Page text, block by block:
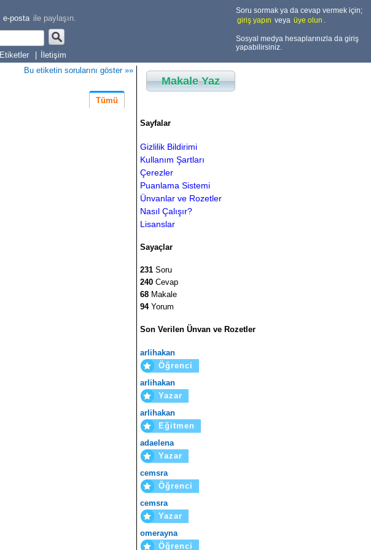
e-posta ile paylaşın.
Etiketler İletişim
Soru sormak ya da cevap vermek için;
giriş yapın veya üye olun .
Sosyal medya hesaplarınızla da giriş
yapabilirsiniz.
Bu etiketin sorularını göster »»
Tümü
Makale Yaz
Sayfalar
Gizlilik Bildirimi
Kullanım Şartları
Çerezler
Puanlama Sistemi
Ünvanlar ve Rozetler
Nasıl Çalışır?
Lisanslar
Sayaçlar
231 Soru
240 Cevap
68 Makale
94Yorum
Son Verilen Ünvan ve Rozetler
arlihakan
Öğrenci
arlihakan
Yazar
arlihakan
Eğitmen
adaelena
Yazar
cemsra
Öğrenci
cemsra
Yazar
omerayna
Öğrenci